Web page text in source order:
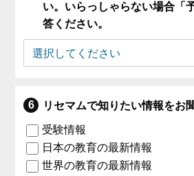
い。いらっしゃらない場合「
答ください。
リセマムで知りたい情報をお
受験情報
日本の教育の最新情報
世界の教育の最新情報